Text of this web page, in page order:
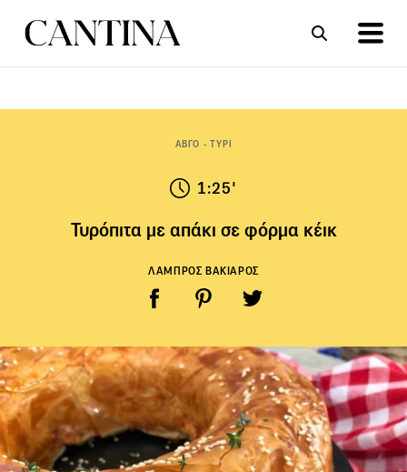
ΑΒΓΟ - ΤΥΡΙ
1:25'
Τυρόπιτα με απάκι σε φόρμα κέικ
ΛΑΜΠΡΟΣ ΒΑΚΙΑΡΟΣ